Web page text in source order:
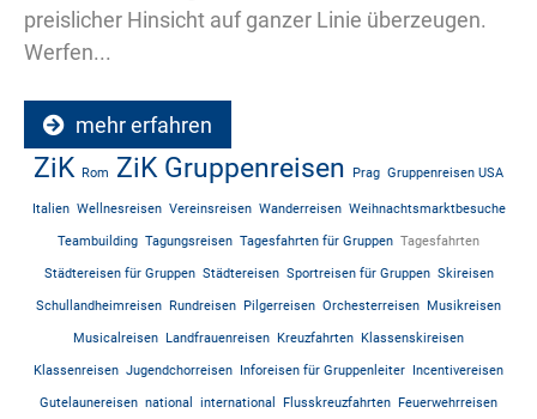
preislicher Hinsicht auf ganzer Linie überzeugen.
Werfen...
mehr erfahren
ZiK Rom ZiK Gruppenreisen Prag Gruppenreisen USA
Italien Wellnesreisen Vereinsreisen Wanderreisen Weihnachtsmarktbesuche
Teambuilding Tagungsreisen Tagesfahrten für Gruppen Tagesfahrten
Städtereisen für Gruppen Städtereisen Sportreisen für Gruppen Skireisen
Schullandheimreisen Rundreisen Pilgerreisen Orchesterreisen Musikreisen
Musicalreisen Landfrauenreisen Kreuzfahrten Klassenskireisen
Klassenreisen Jugendchorreisen Inforeisen für Gruppenleiter Incentivereisen
Gutelaunereisen national international Flusskreuzfahrten Feuerwehrreisen